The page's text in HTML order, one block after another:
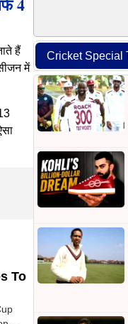
हैं
में
To
Cricket Special